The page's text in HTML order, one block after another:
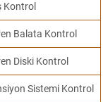
Kontrol
Balata Kontrol
Diski Kontrol
Sistemi Kontrol